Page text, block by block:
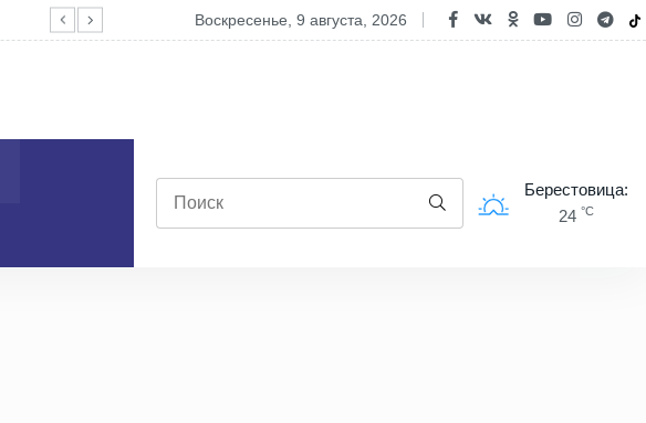
Сколько зарабатывают строители? В Белстате поделились
воскресенье, 9 августа, 2026
Берестовица:
24 °C